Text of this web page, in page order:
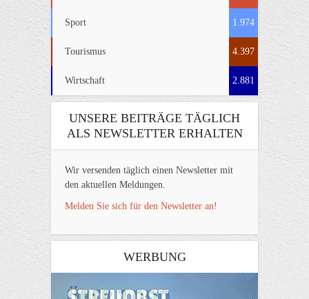
Sport 1.974
Tourismus 4.397
Wirtschaft 2.881
UNSERE BEITRÄGE TÄGLICH
ALS NEWSLETTER ERHALTEN
Wir versenden täglich einen Newsletter mit
den aktuellen Meldungen.
Melden Sie sich für den Newsletter an!
WERBUNG